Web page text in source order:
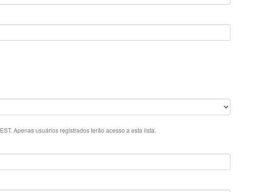
Apenas usuários registrados terão acesso a esta lista.